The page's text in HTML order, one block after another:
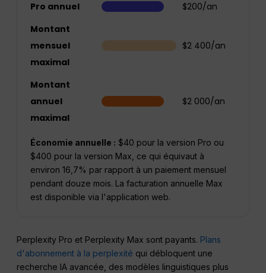
Pro annuel
$200/an
Montant
mensuel
maximal
$2 400/an
Montant
annuel
maximal
$2 000/an
Économie annuelle : $40 pour la version Pro ou
$400 pour la version Max, ce qui équivaut à
environ 16,7% par rapport à un paiement mensuel
pendant douze mois. La facturation annuelle Max
est disponible via l'application web.
Perplexity Pro et Perplexity Max sont payants. Plans
d'abonnement à la perplexité qui débloquent une
recherche IA avancée, des modèles linguistiques plus